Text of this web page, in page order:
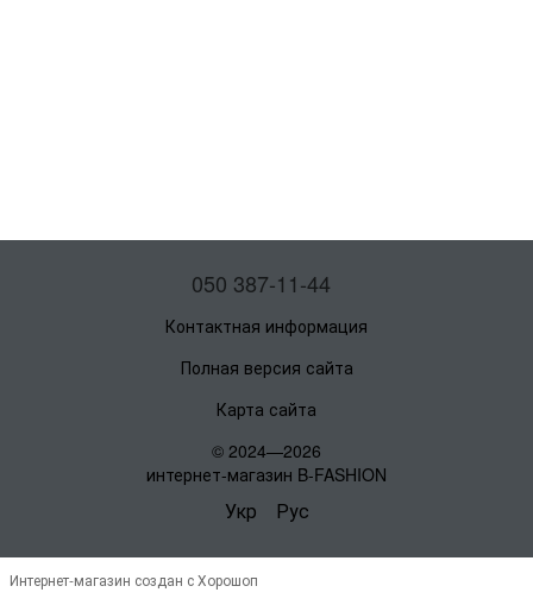
050 387-11-44
Контактная информация
Полная версия сайта
Карта сайта
© 2024—2026
интернет-магазин B-FASHION
Укр Рус
Интернет-магазин создан с Хорошоп